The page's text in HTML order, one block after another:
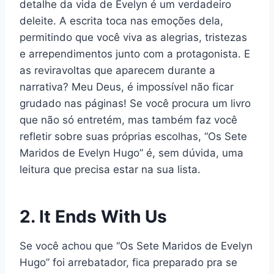
detalhe da vida de Evelyn é um verdadeiro
deleite. A escrita toca nas emoções dela,
permitindo que você viva as alegrias, tristezas
e arrependimentos junto com a protagonista. E
as reviravoltas que aparecem durante a
narrativa? Meu Deus, é impossível não ficar
grudado nas páginas! Se você procura um livro
que não só entretém, mas também faz você
refletir sobre suas próprias escolhas, “Os Sete
Maridos de Evelyn Hugo” é, sem dúvida, uma
leitura que precisa estar na sua lista.
2. It Ends With Us
Se você achou que “Os Sete Maridos de Evelyn
Hugo” foi arrebatador, fica preparado pra se